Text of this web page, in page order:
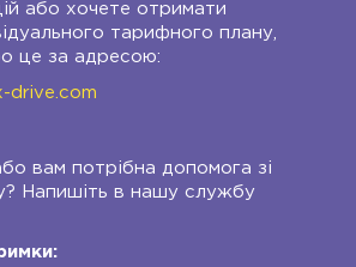
або хочете отримати
тарифного плану,
це за адресою:
drive.com
вам потрібна допомога зі
Напишіть в нашу службу